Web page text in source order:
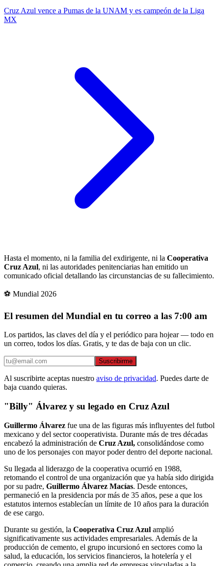
Cruz Azul vence a Pumas de la UNAM y es campeón de la Liga
MX
Hasta el momento, ni la familia del exdirigente, ni la Cooperativa
Cruz Azul, ni las autoridades penitenciarias han emitido un
comunicado oficial detallando las circunstancias de su fallecimiento.
⚽ Mundial 2026
El resumen del Mundial en tu correo a las 7:00 am
Los partidos, las claves del día y el periódico para hojear — todo en
un correo, todos los días. Gratis, y te das de baja con un clic.
Suscribirme
Al suscribirte aceptas nuestro aviso de privacidad. Puedes darte de
baja cuando quieras.
"Billy" Álvarez y su legado en Cruz Azul
Guillermo Álvarez fue una de las figuras más influyentes del futbol
mexicano y del sector cooperativista. Durante más de tres décadas
encabezó la administración de Cruz Azul, consolidándose como
uno de los personajes con mayor poder dentro del deporte nacional.
Su llegada al liderazgo de la cooperativa ocurrió en 1988,
retomando el control de una organización que ya había sido dirigida
por su padre, Guillermo Álvarez Macías. Desde entonces,
permaneció en la presidencia por más de 35 años, pese a que los
estatutos internos establecían un límite de 10 años para la duración
de ese cargo.
Durante su gestión, la Cooperativa Cruz Azul amplió
significativamente sus actividades empresariales. Además de la
producción de cemento, el grupo incursionó en sectores como la
salud, la educación, los servicios financieros, la hotelería y el